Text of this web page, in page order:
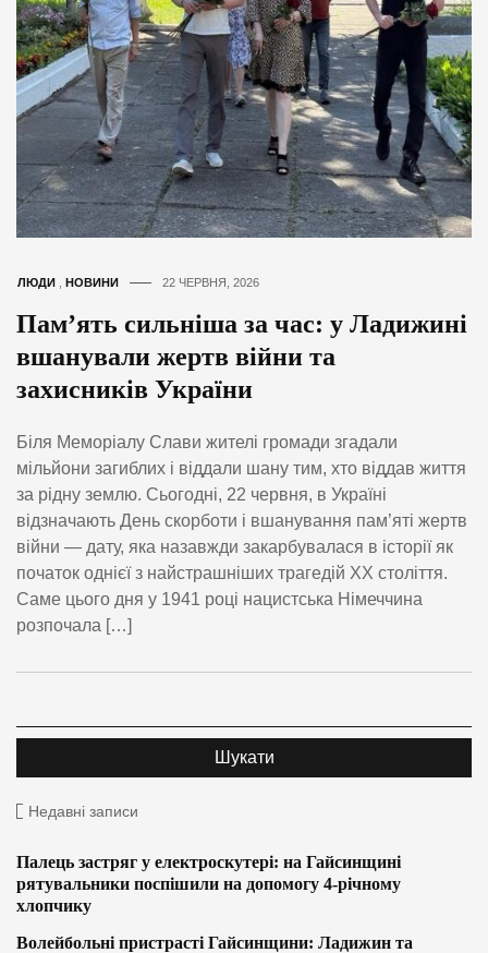
ЛЮДИ НОВИНИ 22 ЧЕРВНЯ, 2026
Пам’ять сильніша за час: у Ладижині
вшанували жертв війни та
захисників України
Біля Меморіалу Слави жителі громади згадали
мільйони загиблих і віддали шану тим, хто віддав життя
за рідну землю. Сьогодні, 22 червня, в Україні
відзначають День скорботи і вшанування пам’яті жертв
війни — дату, яка назавжди закарбувалася в історії як
початок однієї з найстрашніших трагедій ХХ століття.
Саме цього дня у 1941 році нацистська Німеччина
розпочала […]
Недавні записи
Палець застряг у електроскутері: на Гайсинщині
рятувальники поспішили на допомогу 4-річному
хлопчику
Волейбольні пристрасті Гайсинщини: Ладижин та